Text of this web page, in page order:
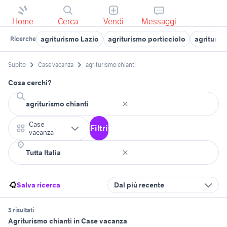
Home Cerca Vendi Messaggi
Ricerche agriturismo Lazio agriturismo porticciolo
Subito Case vacanza agriturismo chianti
Cosa cerchi?
Case
vacanza
Filtri
Salva ricerca Dal più recente
3 risultati
Agriturismo chianti in Case vacanza